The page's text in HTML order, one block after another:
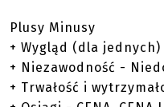
Plusy Minusy
+ Wygląd (dla
+ Niezawodność -
+ Trwałość i